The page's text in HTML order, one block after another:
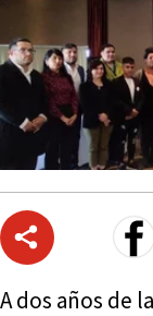
A dos años de